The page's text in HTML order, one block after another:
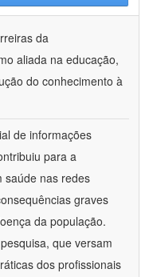
da
aliada na educação,
do conhecimento à
de informações
para a
saúde nas redes
graves
da população.
que versam
dos profissionais